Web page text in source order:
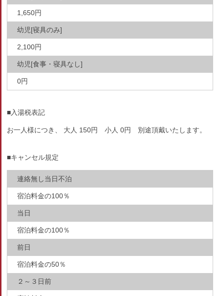
1,650円
幼児[寝具のみ]
2,100円
幼児[食事・寝具なし]
0円
■入湯税表記
お一人様につき、 大人 150円 小人 0円 別途頂戴いたします。
■キャンセル規定
連絡無し当日不泊
宿泊料金の100％
当日
宿泊料金の100％
前日
宿泊料金の50％
２～３日前